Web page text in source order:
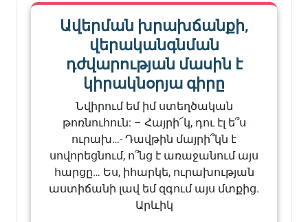
Ավերման խրախճանքի,
վերականգնման
դժվարության մասին է
կիրակնօրյա գիրը
Նվիրում եմ իմ ստեղծական
թոռնուհուն: – Հայրի՜կ, դու էլ ե՞ս
ուրախ…- Դավթին մայրի՞կն է
սովորեցնում, ո՞նց է առաջանում այս
հարցը… Ես, իհարկե, ուրախության
աստիճանի լավ եմ զգում այս մտքից.
Արևիկ